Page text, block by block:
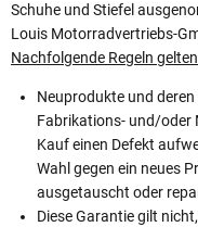
Schuhe und Stiefel
Louis Motorradvertriebs-
Nachfolgende Regeln
Neuprodukte und
Fabrikations- und/oder
Kauf einen Defekt
Wahl gegen ein neues
ausgetauscht oder
Diese Garantie gilt